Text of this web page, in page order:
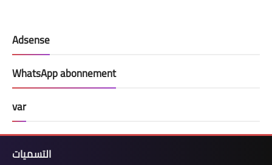
Adsense
WhatsApp abonnement
var
التسميات